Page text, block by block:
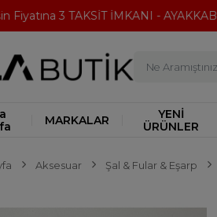
3 TAKSİT İMKANI -
MARKALAR
YENİ
ÜRÜNLER
Aksesuar Şal & Fular & Eşarp